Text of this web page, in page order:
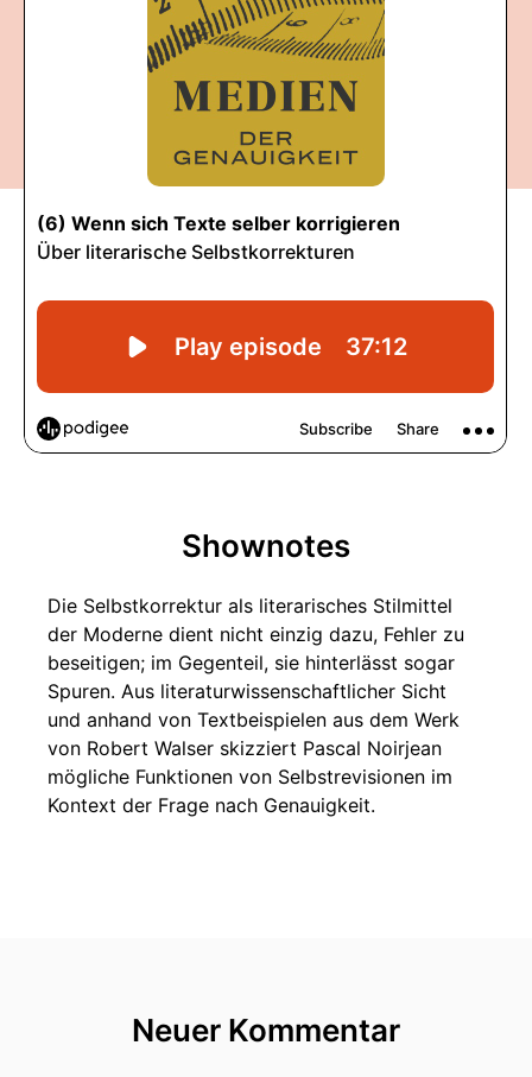
Shownotes
Die Selbstkorrektur als literarisches Stilmittel
der Moderne dient nicht einzig dazu, Fehler zu
beseitigen; im Gegenteil, sie hinterlässt sogar
Spuren. Aus literaturwissenschaftlicher Sicht
und anhand von Textbeispielen aus dem Werk
von Robert Walser skizziert Pascal Noirjean
mögliche Funktionen von Selbstrevisionen im
Kontext der Frage nach Genauigkeit.
Neuer Kommentar